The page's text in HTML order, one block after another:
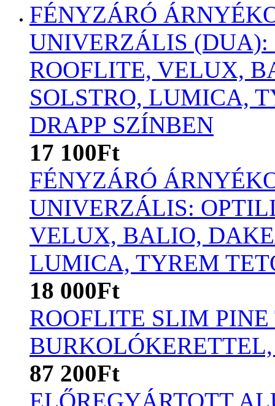
FÉNYZÁRÓ
UNIVERZÁLIS (DUA):
ROOFLITE, VELUX,
SOLSTRO, LUMICA,
DRAPP SZÍNBEN
17 100Ft
FÉNYZÁRÓ
UNIVERZÁLIS:
VELUX, BALIO,
LUMICA, TYREM
18 000Ft
ROOFLITE SLIM
87 200Ft
ELŐREGYÁRTOTT